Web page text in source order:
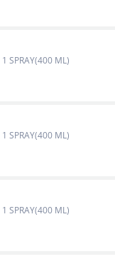
1 SPRAY(400 ML)
1 SPRAY(400 ML)
1 SPRAY(400 ML)